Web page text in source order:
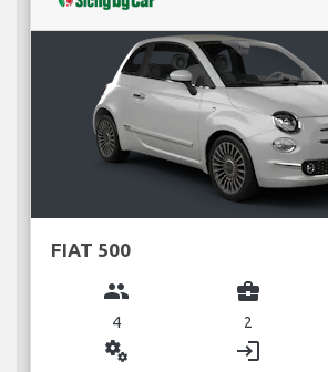
FIAT 500
group
4
business_center
2
miscellaneous_services login